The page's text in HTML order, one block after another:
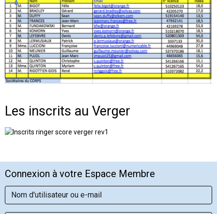
Les inscrits au Verger
Connexion à votre Espace Membre